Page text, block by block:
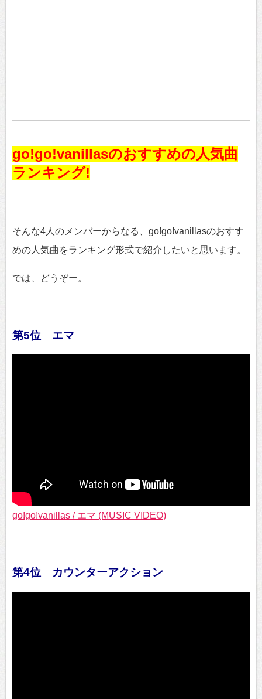
go!go!vanillasのおすすめの人気曲
ランキング!
そんな4人のメンバーからなる、go!go!vanillasのおすす
めの人気曲をランキング形式で紹介したいと思います。
では、どうぞー。
第5位 エマ
go!go!vanillas / エマ (MUSIC VIDEO)
第4位 カウンターアクション